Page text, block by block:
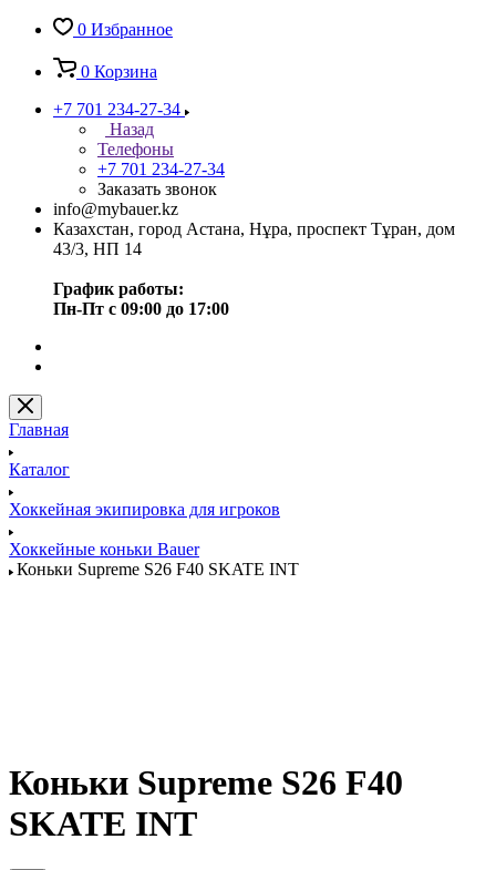
0 Избранное
0 Корзина
+7 701 234-27-34
Назад
Телефоны
+7 701 234-27-34
Заказать звонок
info@mybauer.kz
Казахстан, город Астана, Нұра, проспект Тұран, дом
43/3, НП 14
График работы:
Пн-Пт с 09:00 до 17:00
Главная
Каталог
Хоккейная экипировка для игроков
Хоккейные коньки Bauer
Коньки Supreme S26 F40 SKATE INT
Коньки Supreme S26 F40
SKATE INT